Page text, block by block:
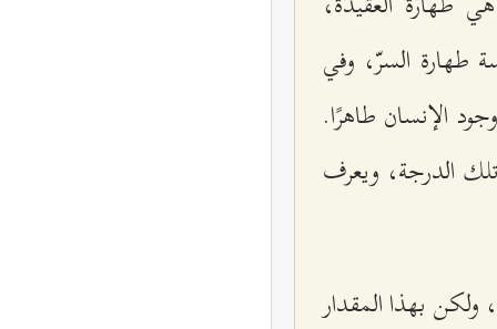
طهارة السرّ، وفي
الإنسان طاهرًا.
الدرجة، ويعرف
ولكن بهذا المقدار